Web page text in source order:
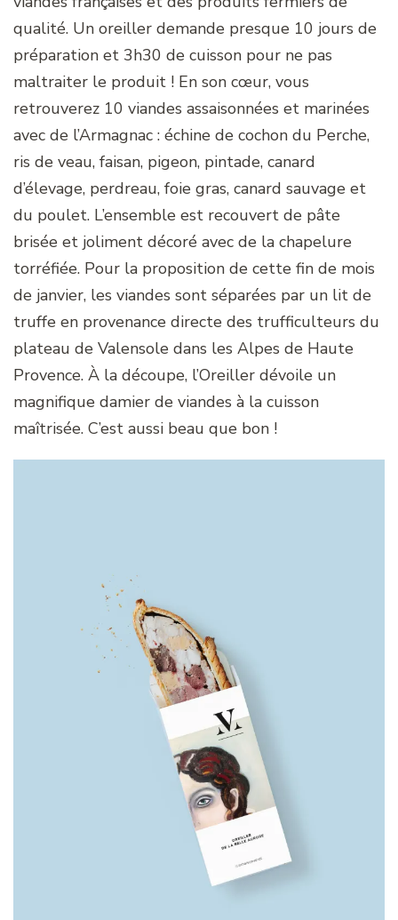
qualité. Un oreiller demande presque 10 jours de
préparation et 3h30 de cuisson pour ne pas
maltraiter le produit ! En son cœur, vous
retrouverez 10 viandes assaisonnées et marinées
avec de l’Armagnac : échine de cochon du Perche,
ris de veau, faisan, pigeon, pintade, canard
d’élevage, perdreau, foie gras, canard sauvage et
du poulet. L’ensemble est recouvert de pâte
brisée et joliment décoré avec de la chapelure
torréfiée. Pour la proposition de cette fin de mois
de janvier, les viandes sont séparées par un lit de
truffe en provenance directe des trufficulteurs du
plateau de Valensole dans les Alpes de Haute
Provence. À la découpe, l’Oreiller dévoile un
magnifique damier de viandes à la cuisson
maîtrisée. C’est aussi beau que bon !